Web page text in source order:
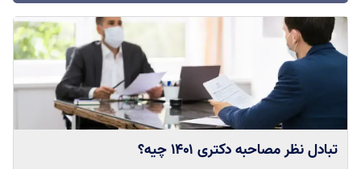
تبادل نظر مصاحبه دکتری ۱۴۰۱ چیه؟